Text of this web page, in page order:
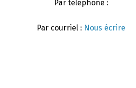
Par téléphone :
Par courriel : Nous écrire